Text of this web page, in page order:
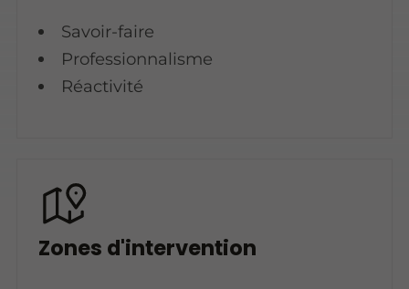
Savoir-faire
Professionnalisme
Réactivité
Zones d'intervention